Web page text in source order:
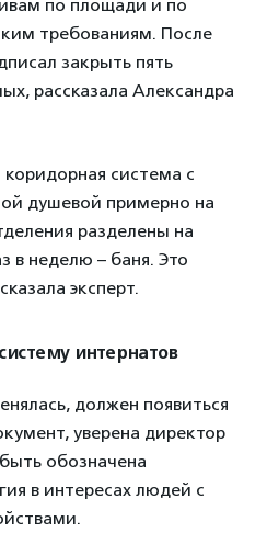
по площади и по
требованиям. После
закрыть пять
рассказала Александра
система с
душевой примерно на
разделены на
в неделю – баня. Это
эксперт.
интернатов
должен появиться
уверена директор
обозначена
в интересах людей с